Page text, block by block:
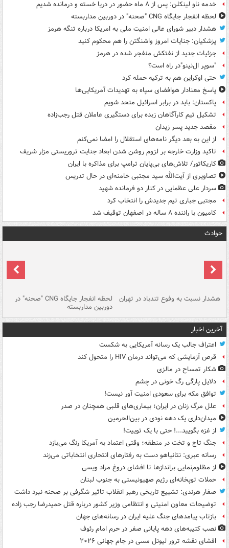
خدمه ناو لینکلن: پس از ۸ ماه حضور در دریا خسته و درمانده‌ شدیم
لحظه انفجار جایگاه CNG "صحنه" در دوربین مداربسته
هشدار دبیر شورای عالی امنیت ملی به امریکا درباره تنگه هرمز
پزشکیان: جنایات امروز واشنگتن را هم محکوم کنید
جزئیات جدید از نفتکش منفجر شده در هرمز
"سوپر ال‌نینو"در راه است؟
حتی اوکراین هم به ترکیه حمله کرد
پاسخ معنادار هوافضای سپاه به تهدیدات آمریکایی‌ها
پاکستان: باید در برابر اسرائیل متحد شویم
تشکیل تیم کارآگاهان زبده برای دستگیری عاملان قتل رجب‌زاده
مقصد جدید پسر زیدان
از این به بعد دیگر نامه‌های استقلال را امضا نمی‌کنم
تاکید وزارت خارجه بر لزوم روشن شدن ابعاد جنایت تروریستی مزار شریف
کاریکاتور/ تلاش‌های بی‌پایان ترامپ برای مذاکره با ایران
تصاویری از آیت‌الله سید مجتبی خامنه‌ای در حال تدریس
سردار علی عظمایی در کنار دو فرمانده شهید
مجتبی جباری تیم جدیدش را انتخاب کرد
کامیون با راننده ۸ ساله در اصفهان توقیف شد
حوادث
هشدار نسبت به وفوع تندباد در تهران لحظه انفجار جایگاه CNG "صحنه" در
دوربین مداربسته
آخرین اخبار
اعتراف جالب یک رسانه آمریکایی به شکست
قرص آزمایشی که می‌تواند درمان HIV را متحول کند
شکار تمساح در مالزی
دلایل پارگی رگ خونی در چشم
توافق مکه برای سعودی امنیت آور نیست!
علل مرگ زنان در ایران؛ بیماری‌های قلبی همچنان در صدر
میدان‌داری یک دهه نودی در بین‌الحرمین
از غزه بگویید...! حتی با یک توییت!
جنگ تاج و تخت در منطقه؛ وقتی اعتماد به آمریکا رنگ می‌بازد
رسانه عبری: نتانیاهو دست به رفتارهای انتحاری انتخاباتی می‌زند
از مظلوم‌نمایی براندازها تا افشای دروغ مراد ویسی
حملات توپخانه‌ای رژیم صهیونیستی به جنوب لبنان
صفار هرندی: تشییع تاریخی رهبر انقلاب تاثیر شگرفی بر صحنه نبرد داشت
توضیحات معاون امنیتی و انتظامی وزیر کشور درباره قتل حمیدرضا رجب زاده
بازتاب پیامدهای جنگ علیه ایران در رسانه‌های جهان
نصب کتیبه‌های دهه پایانی صفر در حرم امام رئوف
افشای نقشه ترور لیونل مسی در جام جهانی ۲۰۲۶